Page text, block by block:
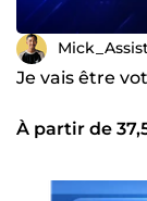
Je vais être
À partir de